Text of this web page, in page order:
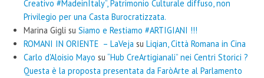
Creativo #MadeinItaly”, Patrimonio Culturale diffuso, non
Privilegio per una Casta Burocratizzata.
Marina Gigli su Siamo e Restiamo #ARTIGIANI !!!
ROMANI IN ORIENTE – LaVeja su Liqian, Città Romana in Cina
Carlo d'Aloisio Mayo su “Hub CreArtigianali” nei Centri Storici ?
Questa è la proposta presentata da FaròArte al Parlamento